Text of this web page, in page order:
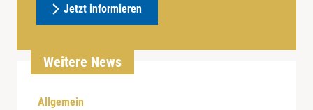
Jetzt informieren
Weitere News
Allgemein